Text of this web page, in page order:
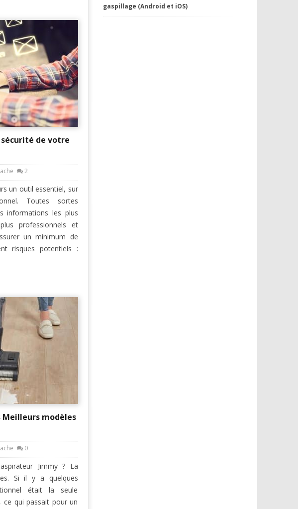
de votre
2
un outil essentiel, sur
Toutes sortes
informations les plus
professionnels et
un minimum de
risques potentiels :
Meilleurs modèles
0
Jimmy ? La
Si il y a quelques
était la seule
qui passait pour un
gaspillage (Android et iOS)